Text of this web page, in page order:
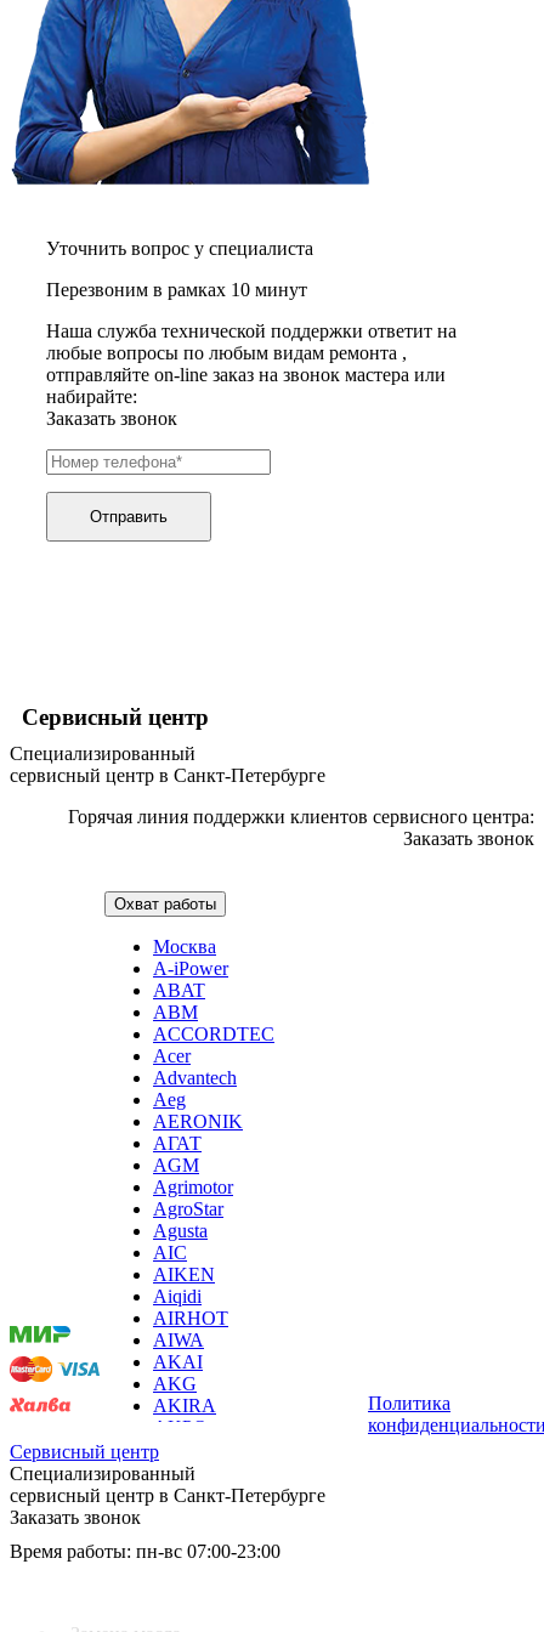
электропростыней
электрорезов
электрорубаноков
электросамокатов
электрощеток
электрощитов
электрошвабер
электросковороды
электротельферов
электровеников
эндоскопов
факса
фальцовщиков
фанкойлов
фаршемешалок
фекальных насосов
фенов
фенов настенных
фен-щеток
ферментаторов
финишер-брошюровщиков
фотоаппаратов
фотоаппаратов моментальной печати
фотоэпиляторов
фотопринтеров
фрезеров
фуговальных станков
гастрономических машин
газонных граблей с электроприводом
газонокосилки-робота
газонокосилок
газонокосильных машин
газовых горелок
газовых колонок
газовых плит
газовой поверхности
геймпадов
генераторов
генераторов азота
генераторов дыма
генераторов льда
генераторов
гидравлических блоков питания
гидроаккумуляторов
гидроциклов
гидромассажеров
гидромодулей
гидроциклов
гигрометров
гильотинных ножей
гироскутеров
гладильных систем
глинтвейн-мейкеров
глубинных вибраторов
gps часов
Уточнить вопрос у специалиста
Перезвоним в рамках 10 минут
Наша служба технической поддержки ответит на
любые вопросы по любым видам ремонта ,
отправляйте on-line заказ на звонок мастера или
набирайте:
Заказать звонок
Отправить
Сервисный центр
Специализированный
сервисный центр в Санкт-Петербурге
Горячая линия поддержки клиентов сервисного центра:
Заказать звонок
Охват работы
Москва
A-iPower
ABAT
ABM
ACCORDTEC
Acer
Advantech
Aeg
AERONIK
АГАТ
AGM
Agrimotor
AgroStar
Agusta
AIC
AIKEN
Aiqidi
AIRHOT
AIWA
AKAI
AKG
AKIRA
AKPO
Aksa
AL-KO
ALCATEL
ALLFA
Политика
Сервисный центр
Специализированный
сервисный центр в Санкт-Петербурге
Заказать звонок
Время работы: пн-вс 07:00-23:00